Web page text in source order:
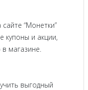
сайте “Монетки”
купоны и акции,
магазине.
выгодный